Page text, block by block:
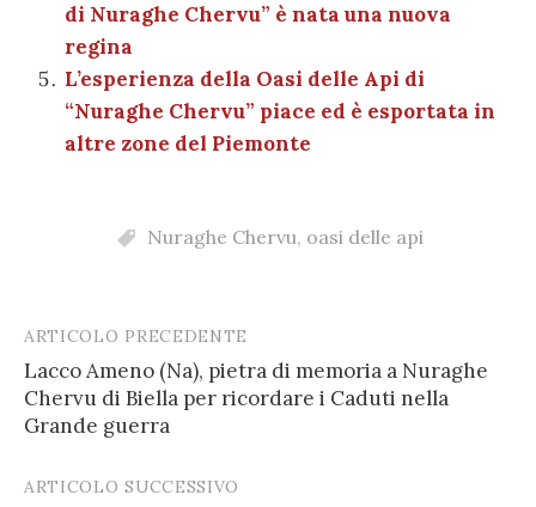
di Nuraghe Chervu” è nata una nuova
regina
L’esperienza della Oasi delle Api di
“Nuraghe Chervu” piace ed è esportata in
altre zone del Piemonte
Nuraghe Chervu, oasi delle api
Post
navigation
ARTICOLO PRECEDENTE
Lacco Ameno (Na), pietra di memoria a Nuraghe
Chervu di Biella per ricordare i Caduti nella
Grande guerra
ARTICOLO SUCCESSIVO